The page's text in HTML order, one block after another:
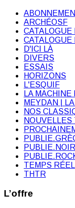
ARCHÉOSF
CATALOGUE
CATALOGUE
D'ICI LÀ
DIVERS
ESSAIS
HORIZONS
L'ESQUIF
LA MACHINE
MEYDAN |
NOS
PUBLIE.NOIR
TEMPS RÉEL
THTR
L’offre